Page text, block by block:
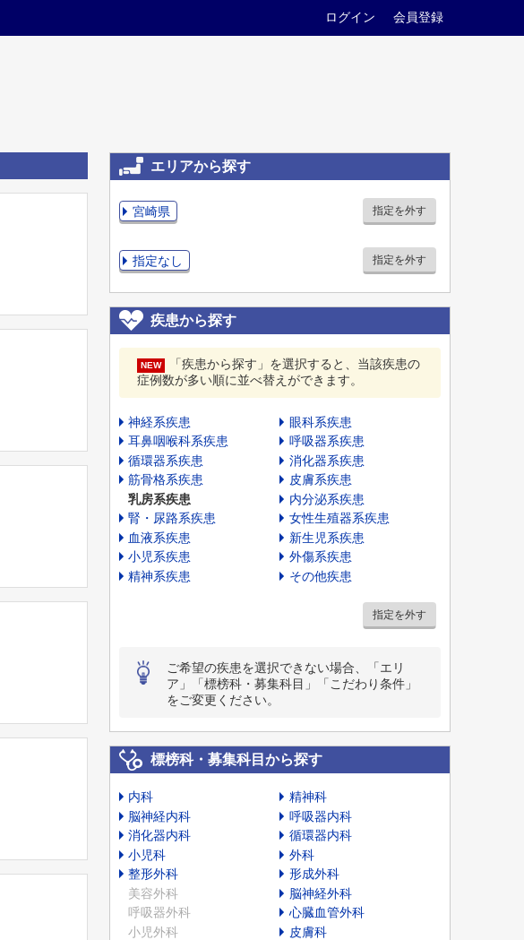
ログイン 会員登録
エリアから探す
宮崎県 指定を外す
指定なし 指定を外す
疾患から探す
NEW
「疾患から探す」を選択すると、当該疾患の
症例数が多い順に並べ替えができます。
神経系疾患
眼科系疾患
耳鼻咽喉科系疾患
呼吸器系疾患
循環器系疾患
消化器系疾患
筋骨格系疾患
皮膚系疾患
乳房系疾患
内分泌系疾患
腎・尿路系疾患
女性生殖器系疾患
血液系疾患
新生児系疾患
小児系疾患
外傷系疾患
精神系疾患
その他疾患
指定を外す
ご希望の疾患を選択できない場合、「エリ
ア」「標榜科・募集科目」「こだわり条件」
をご変更ください。
標榜科・募集科目から探す
内科
精神科
脳神経内科
呼吸器内科
消化器内科
循環器内科
小児科
外科
整形外科
形成外科
美容外科
脳神経外科
呼吸器外科
心臓血管外科
小児外科
皮膚科